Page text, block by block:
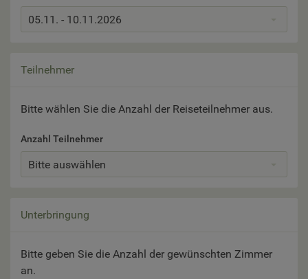
05.11. - 10.11.2026
Teilnehmer
Bitte wählen Sie die Anzahl der Reiseteilnehmer aus.
Anzahl Teilnehmer
Bitte auswählen
Unterbringung
Bitte geben Sie die Anzahl der gewünschten Zimmer
an.